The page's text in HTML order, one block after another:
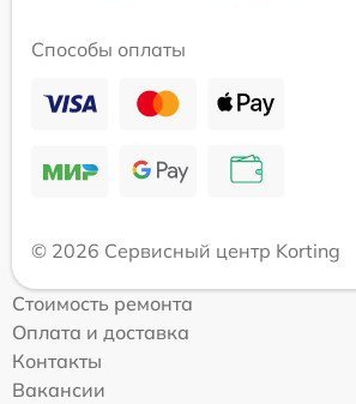
Способы оплаты
© 2026 Сервисный центр Korting
Стоимость ремонта
Оплата и доставка
Контакты
Вакансии